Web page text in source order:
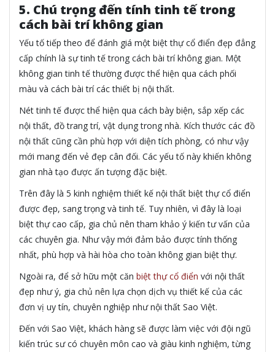
5. Chú trọng đến tính tinh tế trong
cách bài trí không gian
Yếu tố tiếp theo để đánh giá một biệt thự cổ điển đẹp đẳng
cấp chính là sự tinh tế trong cách bài trí không gian. Một
không gian tinh tế thường được thể hiện qua cách phối
màu và cách bài trí các thiết bị nội thất.
Nét tinh tế được thể hiện qua cách bày biện, sắp xếp các
nội thất, đồ trang trí, vật dụng trong nhà. Kích thước các đồ
nội thất cũng cần phù hợp với diện tích phòng, có như vậy
mới mang đến vẻ đẹp cân đối. Các yếu tố này khiến không
gian nhà tạo được ấn tượng đặc biệt.
Trên đây là 5 kinh nghiệm thiết kế nội thất biệt thự cổ điển
được đẹp, sang trọng và tinh tế. Tuy nhiên, vì đây là loại
biệt thự cao cấp, gia chủ nên tham khảo ý kiến tư vấn của
các chuyên gia. Như vậy mới đảm bảo được tính thống
nhất, phù hợp và hài hòa cho toàn không gian biệt thự.
Ngoài ra, để sở hữu một căn biệt thự cổ điển với nội thất
đẹp như ý, gia chủ nên lựa chọn dịch vụ thiết kế của các
đơn vị uy tín, chuyên nghiệp như nội thất Sao Việt.
Đến với Sao Việt, khách hàng sẽ được làm việc với đội ngũ
kiến trúc sư có chuyên môn cao và giàu kinh nghiệm, từng